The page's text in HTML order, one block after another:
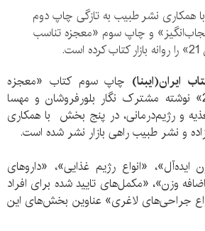
با همکاری نشر طبیب به تازگی چاپ دوم
اعجاب‌انگیز» و چاپ سوم «معجزه تناسب
ایران(ایبنا) چاپ سوم کتاب «معجزه
تناسب اندام در قرن 21» نوشته مشترک نگار بلورفروشان و مهسا
و رژیم‌درمانی، در پنج بخش با همکاری
و نشر طبیب راهی بازار نشر شده است.
ایده‌آل»، «انواع رژیم غذایی»، «داروهای
وزن»، «مکمل‌های تایید شده برای افراد
جراحی‌های لاغری» عناوین بخش‌های این